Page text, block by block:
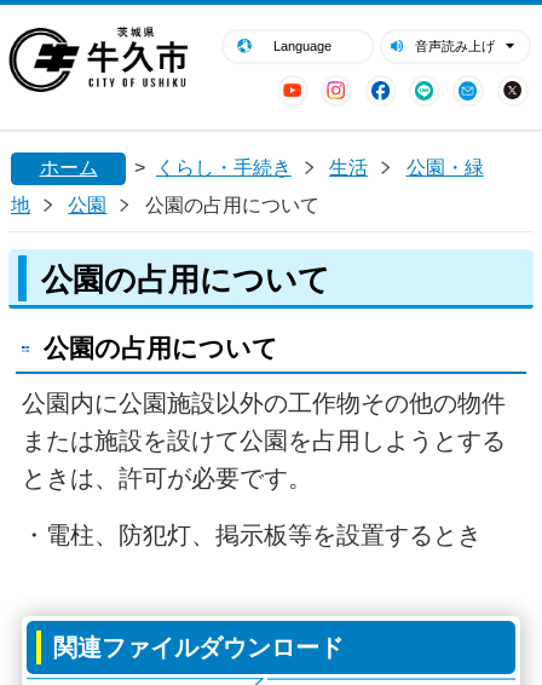
Language 音声読み上げ
YouTubeInstagram
Facebook
LINE Mail
閉じる
ホーム > くらし・手続き 生活
公園・緑
地
公園 公園の占用について
公園の占用について
公園の占用について
公園内に公園施設以外の工作物その他の物件
または施設を設けて公園を占用しようとする
ときは、許可が必要です。
・電柱、防犯灯、掲示板等を設置するとき
関連ファイルダウンロード